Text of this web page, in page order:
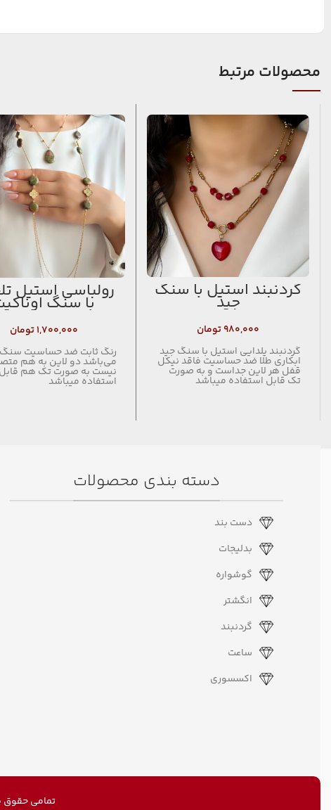
محصولات مرتبط
گردنبند استیل با سنگ
جید
۹۸۰,۰۰۰تومان
گردنبند یلدایی استیل با سنگ جید
ابکاری طلا ضد حساسیت فاقد نیکل
قفل هر لاین جداست و به صورت
تک قابل استفاده میباشد
رولباسی استیل
با سنگ
۱,۷۰۰,۰۰۰تومان
رنگ ثابت ضد حساسیت
می‌باشد دو لاین به هم
نیست به صورت تک هم قابل
استفاده میباشد
دسته بندی محصولات
دست بند
بدلیجات
گوشواره
انگشتر
گردنبند
ساعت
اکسسوری
تمامی حقوق